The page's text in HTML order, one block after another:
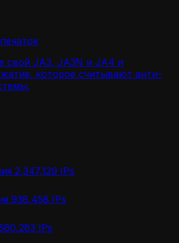
свой JA3, JA3N и JA4 и
которое считывают анти-
2,347,129 IPs
938,458 IPs
IPs